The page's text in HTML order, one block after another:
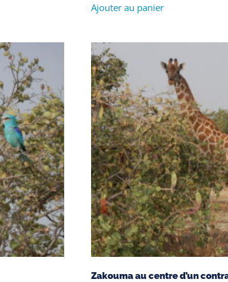
Ajouter au panier
Zakouma au centre d’un